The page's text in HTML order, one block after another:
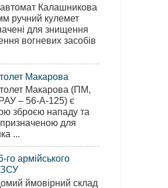
Калашникова
ручний кулемет
для знищення
вогневих засобів
Макарова
Макарова (ПМ,
– 56-А-125) є
зброєю нападу та
призначеною для
...
го армійського
ЗСУ
ймовірний склад